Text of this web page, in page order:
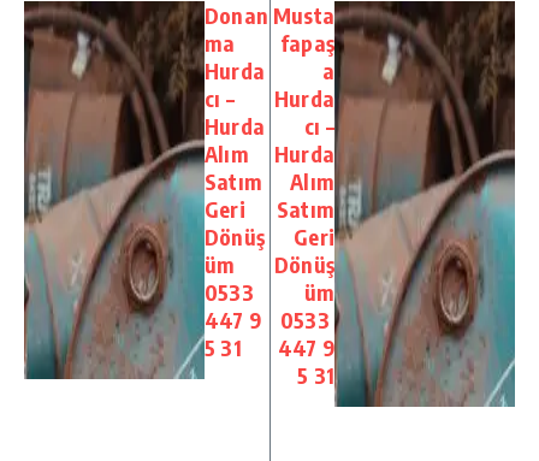
Donan
ma
Hurda
cı –
Hurda
Alım
Satım
Geri
Dönüş
üm
0533
447 9
5 31
Musta
fapaş
a
Hurda
cı –
Hurda
Alım
Satım
Geri
Dönüş
üm
0533
447 9
5 31